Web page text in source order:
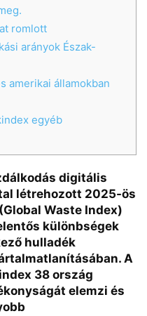
romlott
arányok Észak-
amerikai államokban
egyéb
digitális
létrehozott 2025-ös
Waste Index)
különbségek
hulladék
A
38 ország
elemzi és
Mr wAIste